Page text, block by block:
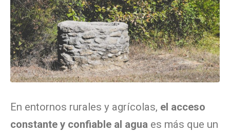
En entornos rurales y agrícolas, el acceso
constante y confiable al agua es más que un